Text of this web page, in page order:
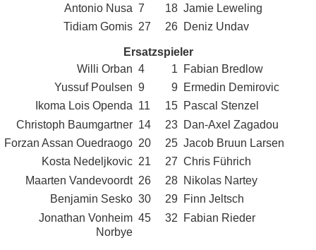
Antonio Nusa 7 18 Jamie Leweling
Tidiam Gomis 27 26 Deniz Undav
Ersatzspieler
Willi Orban 4 1
Fabian Bredlow
Yussuf Poulsen 9 9 Ermedin Demirovic
Ikoma Lois Openda 11 15 Pascal Stenzel
Christoph Baumgartner 14 23 Dan-Axel Zagadou
Forzan Assan Ouedraogo 20 25 Jacob Bruun Larsen
Kosta Nedeljkovic 21 27 Chris Führich
Maarten Vandevoordt 26 28 Nikolas Nartey
Benjamin Sesko 30 29 Finn Jeltsch
Jonathan Vonheim
Norbye
45 32 Fabian Rieder